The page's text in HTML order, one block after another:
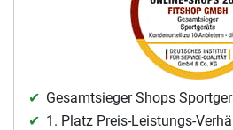
Gesamtsieger Shops
1. Platz Preis-Leistungs-